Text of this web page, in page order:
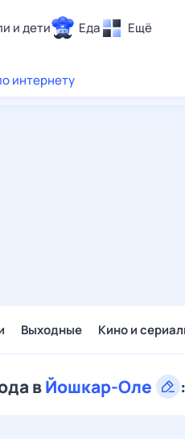
и дети Еда Ещё
интернету
Выходные Кино и
вЙошкар-Оле :